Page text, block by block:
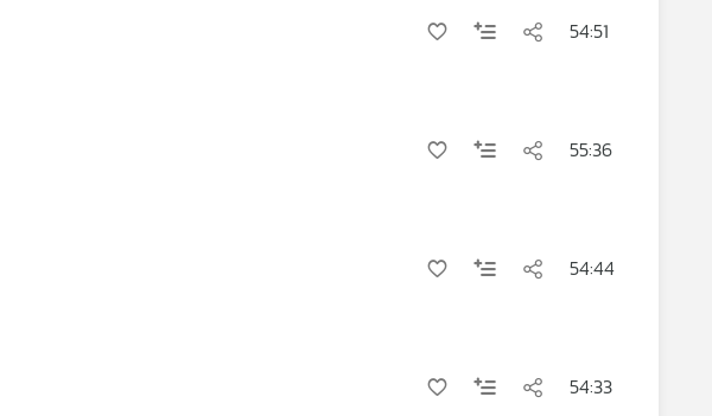
54:51
55:36
54:44
54:33